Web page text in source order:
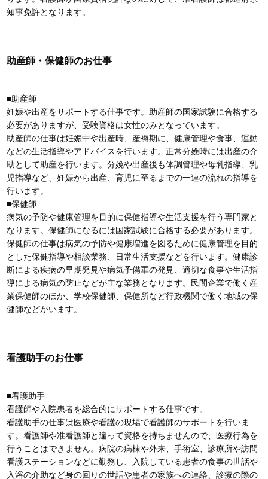
知事免許となります。
助産師・保健師のお仕事
■助産師
妊娠や出産をサポートする仕事です。助産師の国家試験に合格する
必要がありますが、受験資格は女性のみとなっています。
助産師の仕事は妊娠中や出産時、産褥期に、健康管理や食事、運動
などの生活指導やアドバイスを行います。正常分娩時には出産の介
助として助産を行います。分娩や出産後も体調管理や母乳指導、乳
児指導など、妊娠から出産、育児に至るまでの一連の流れの指導を
行います。
■保健師
病気の予防や健康管理を目的に保健指導や生活支援を行う専門家と
なります。保健師になるには国家試験に合格する必要があります。
保健師の仕事は病気の予防や健康増進を図るために健康管理を目的
とした保健指導や相談業務、日常生活支援などを行います。健康診
断による疾病の早期発見や病気予備軍の発見、適切な食事や生活指
導による病気の防止などが主な業務となります。民間企業で働く産
業保健師のほか、学校保健師、保健所など行政機関で働く地域の保
健師などがいます。
看護助手のお仕事
■看護助手
看護師や入院患者を総合的にサポートする仕事です。
看護助手の仕事は医療や看護の現場で看護師のサポートを行いま
す。看護師や准看護師と違って資格を持ちませんので、医療行為を
行うことはできません。病院の病棟や外来、手術室、診療所や訪問
看護ステーションなどに勤務し、入院している患者の食事の世話や
入浴の介助など身の回りの世話や患者の家族への連絡、診療の際の